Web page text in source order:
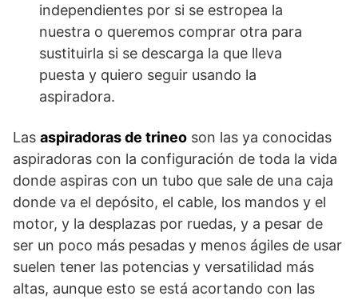
independientes por si se estropea la
nuestra o queremos comprar otra para
sustituirla si se descarga la que lleva
puesta y quiero seguir usando la
aspiradora.
Las aspiradoras de trineo son las ya conocidas
aspiradoras con la configuración de toda la vida
donde aspiras con un tubo que sale de una caja
donde va el depósito, el cable, los mandos y el
motor, y la desplazas por ruedas, y a pesar de
ser un poco más pesadas y menos ágiles de usar
suelen tener las potencias y versatilidad más
altas, aunque esto se está acortando con las